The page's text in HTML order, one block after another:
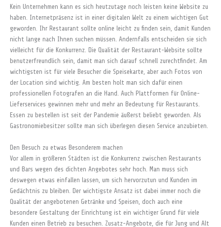
Kein Unternehmen kann es sich heutzutage noch leisten keine Website zu
haben. Internetpräsenz ist in einer digitalen Welt zu einem wichtigen Gut
geworden. Ihr Restaurant sollte online leicht zu finden sein, damit Kunden
nicht lange nach Ihnen suchen müssen. Andernfalls entscheiden sie sich
vielleicht für die Konkurrenz. Die Qualität der Restaurant-Website sollte
benutzerfreundlich sein, damit man sich darauf schnell zurechtfindet. Am
wichtigsten ist für viele Besucher die Speisekarte, aber auch Fotos von
der Location sind wichtig. Am besten holt man sich dafür einen
professionellen Fotografen an die Hand. Auch Plattformen für Online-
Lieferservices gewinnen mehr und mehr an Bedeutung für Restaurants.
Essen zu bestellen ist seit der Pandemie äußerst beliebt geworden. Als
Gastronomiebesitzer sollte man sich überlegen diesen Service anzubieten.
Den Besuch zu etwas Besonderem machen
Vor allem in größeren Städten ist die Konkurrenz zwischen Restaurants
und Bars wegen des dichten Angebotes sehr hoch. Man muss sich
deswegen etwas einfallen lassen, um sich hervorzutun und Kunden im
Gedächtnis zu bleiben. Der wichtigste Ansatz ist dabei immer noch die
Qualität der angebotenen Getränke und Speisen, doch auch eine
besondere Gestaltung der Einrichtung ist ein wichtiger Grund für viele
Kunden einen Betrieb zu besuchen. Zusatz-Angebote, die für Jung und Alt